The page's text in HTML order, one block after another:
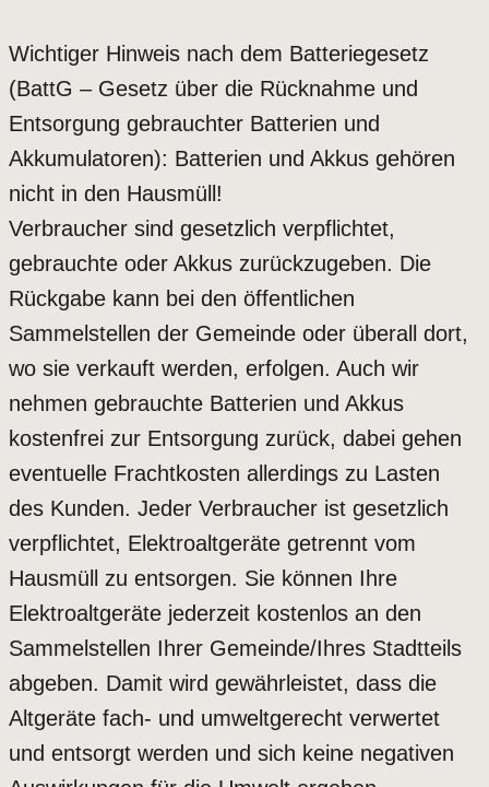
Wichtiger Hinweis nach dem Batteriegesetz
(BattG – Gesetz über die Rücknahme und
Entsorgung gebrauchter Batterien und
Akkumulatoren): Batterien und Akkus gehören
nicht in den Hausmüll!
Verbraucher sind gesetzlich verpflichtet,
gebrauchte oder Akkus zurückzugeben. Die
Rückgabe kann bei den öffentlichen
Sammelstellen der Gemeinde oder überall dort,
wo sie verkauft werden, erfolgen. Auch wir
nehmen gebrauchte Batterien und Akkus
kostenfrei zur Entsorgung zurück, dabei gehen
eventuelle Frachtkosten allerdings zu Lasten
des Kunden. Jeder Verbraucher ist gesetzlich
verpflichtet, Elektroaltgeräte getrennt vom
Hausmüll zu entsorgen. Sie können Ihre
Elektroaltgeräte jederzeit kostenlos an den
Sammelstellen Ihrer Gemeinde/Ihres Stadtteils
abgeben. Damit wird gewährleistet, dass die
Altgeräte fach- und umweltgerecht verwertet
und entsorgt werden und sich keine negativen